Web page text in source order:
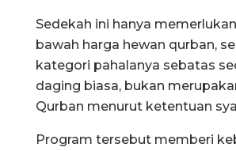
Sedekah ini hanya
bawah harga hewan qurban,
kategori pahalanya sebatas
daging biasa, bukan
Qurban menurut ketentuan
Program tersebut memberi